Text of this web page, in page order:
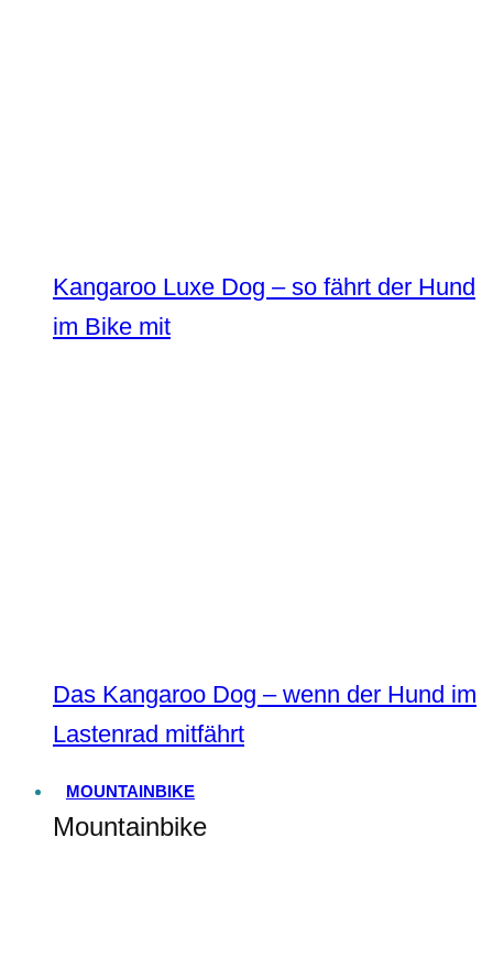
Kangaroo Luxe Dog – so fährt der Hund
im Bike mit
Das Kangaroo Dog – wenn der Hund im
Lastenrad mitfährt
MOUNTAINBIKE
Mountainbike